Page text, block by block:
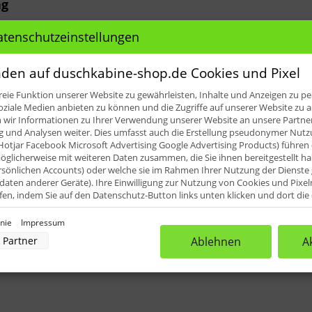
HSK Premium Softcube
14,5 mm (Ersatzteilübersicht Pos. 13, 15)
(1.000 mm). Diese können dann vor Ort an die
auf duschkabine-shop.de Cookies und Pixel
Funktion unserer Website zu gewährleisten, Inhalte und Anzeigen zu
Medien anbieten zu können und die Zugriffe auf unserer Website zu
wir Informationen zu Ihrer Verwendung unserer Website an unsere
und Analysen weiter. Dies umfasst auch die Erstellung pseudonymer
Facebook Microsoft Advertising Google Advertising Products) führen
mit weiteren Daten zusammen, die Sie ihnen bereitgestellt
Accounts) oder welche sie im Rahmen Ihrer Nutzung der
anderer Geräte). Ihre Einwilligung zur Nutzung von Cookies und
indem Sie auf den Datenschutz-Button links unten klicken und dort
durch unsere Partner:
Daten zur Auswahl von Werbeanzeigen
für personalisierte Werbung
Impressum
Partner Ablehnen